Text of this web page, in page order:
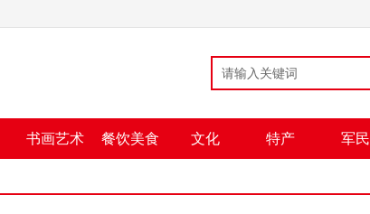
书画艺术 餐饮美食 文化 特产 军民